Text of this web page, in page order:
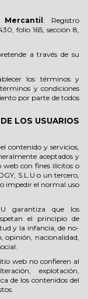
: Registro
folio 165, sección 8,
a través de su
los términos y
y condiciones
por parte de todos
LOS USUARIOS
contenido y servicios,
aceptados y
web con fines ilícitos o
S.L.U o un tercero,
impedir el normal uso
garantiza que los
el principio de
y la infancia, de no-
opinión, nacionalidad,
web no confieren al
explotación,
de los contenidos del